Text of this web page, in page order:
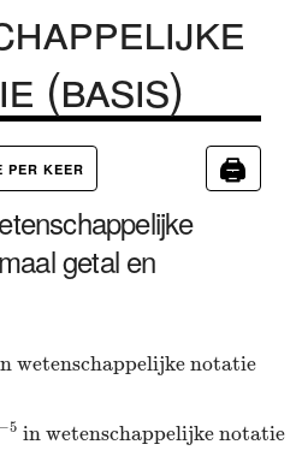
(basis)
PER KEER 🖨
getal en
wetenschappelijke notatie
in wetenschappelijke notatie
−5 in wetenschappelijke notatie
5 in wetenschappelijke notatie